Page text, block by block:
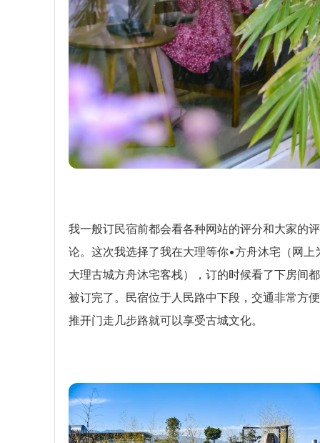
我一般订民宿前都会看各种网站的评分和大家的评
论。这次我选择了我在大理等你•方舟沐宅（网上
大理古城方舟沐宅客栈），订的时候看了下房间
被订完了。民宿位于人民路中下段，交通非常方
推开门走几步路就可以享受古城文化。